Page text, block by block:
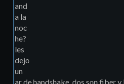
and
a la
noc
he?
les
dejo
un
ar de handshake, dos son fiber y